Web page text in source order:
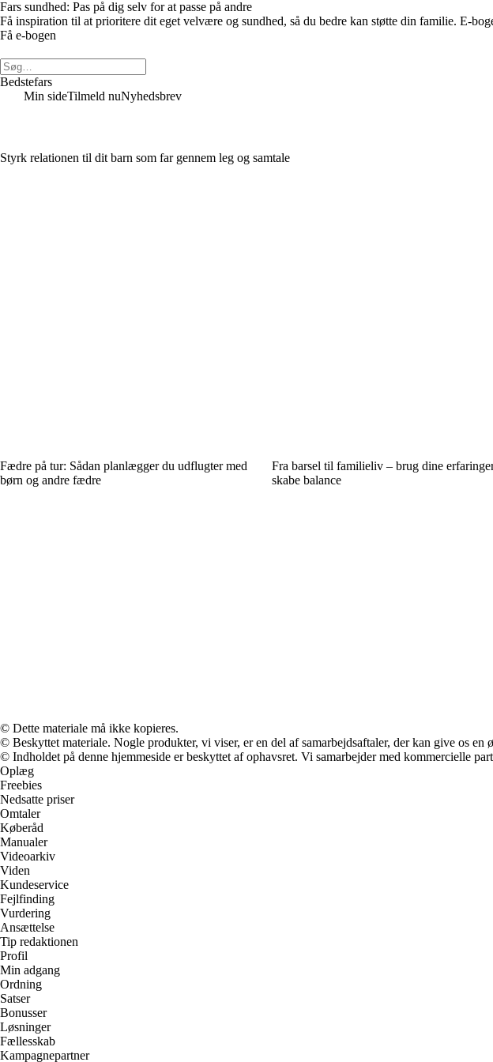
Fars sundhed: Pas på dig selv for at passe på andre
Få inspiration til at prioritere dit eget velvære og sundhed, så du bedre kan støtte din familie. E-
Få e-bogen
Bedstefars
Min sideTilmeld nuNyhedsbrev
Styrk relationen til dit barn som far gennem leg og samtale
Fædre på tur: Sådan planlægger du udflugter med
børn og andre fædre
Fra barsel til familieliv – brug dine
skabe balance
© Dette materiale må ikke kopieres.
© Beskyttet materiale. Nogle produkter, vi viser, er en del af samarbejdsaftaler, der kan give os en
© Indholdet på denne hjemmeside er beskyttet af ophavsret. Vi samarbejder med kommercielle
Oplæg
Freebies
Nedsatte priser
Omtaler
Køberåd
Manualer
Videoarkiv
Viden
Kundeservice
Fejlfinding
Vurdering
Ansættelse
Tip redaktionen
Profil
Min adgang
Ordning
Satser
Bonusser
Løsninger
Fællesskab
Kampagnepartner